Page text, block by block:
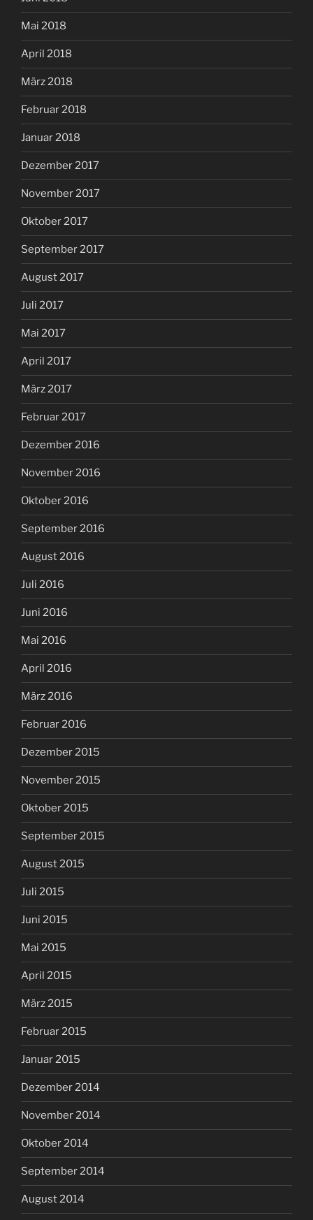
Mai 2018
April 2018
März 2018
Februar 2018
Januar 2018
Dezember 2017
November 2017
Oktober 2017
September 2017
August 2017
Juli 2017
Mai 2017
April 2017
März 2017
Februar 2017
Dezember 2016
November 2016
Oktober 2016
September 2016
August 2016
Juli 2016
Juni 2016
Mai 2016
April 2016
März 2016
Februar 2016
Dezember 2015
November 2015
Oktober 2015
September 2015
August 2015
Juli 2015
Juni 2015
Mai 2015
April 2015
März 2015
Februar 2015
Januar 2015
Dezember 2014
November 2014
Oktober 2014
September 2014
August 2014